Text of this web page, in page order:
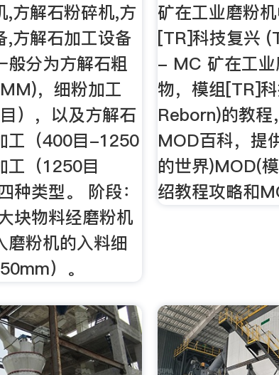
,方解石粉碎机,方
,方解石加工设备
般分为方解石粗
，细粉加工
），以及方解石
工（400目-1250
工（1250目
类型。 阶段：
块物料经磨粉机
磨粉机的入料细
）。
矿在工业磨粉
[TR]科技复兴
- MC 矿在工业
物，模组[TR]
Reborn)的教程
MOD百科，提
的世界)MOD(
绍教程攻略和